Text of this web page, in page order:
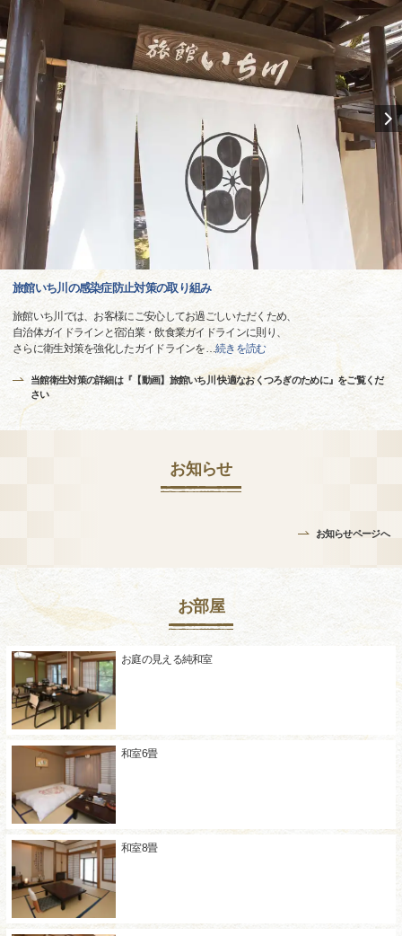
旅館いち川の感染症防止対策の取り組み
旅館いち川では、お客様にご安心してお過ごしいただくため、
自治体ガイドラインと宿泊業・飲食業ガイドラインに則り、
さらに衛生対策を強化したガイドラインを…続きを読む
当館衛生対策の詳細は『【動画】旅館いち川 快適なおくつろぎのために』をご覧くだ
さい
お知らせ
お知らせページへ
お部屋
お庭の見える純和室
和室6畳
和室8畳